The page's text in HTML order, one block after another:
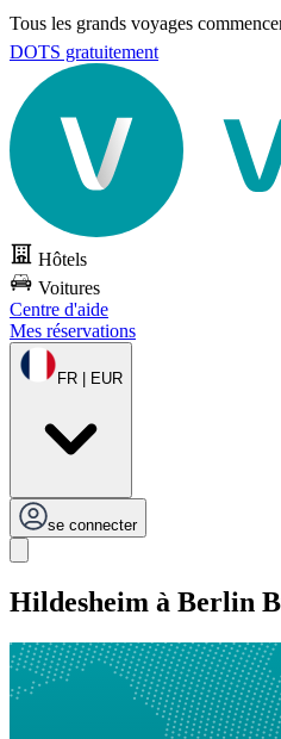
Tous les grands voyages
DOTS gratuitement
Hôtels
Voitures
Centre d'aide
Mes réservations
FR | EUR
se connecter
Hildesheim à Berlin